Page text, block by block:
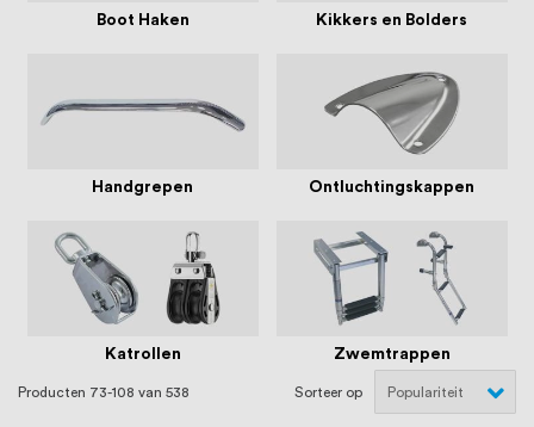
verschil maakt.
Boot Haken Kikkers en Bolders
Handgrepen Ontluchtingskappen
Katrollen Zwemtrappen
Producten 73-108 van 538 Sorteer op